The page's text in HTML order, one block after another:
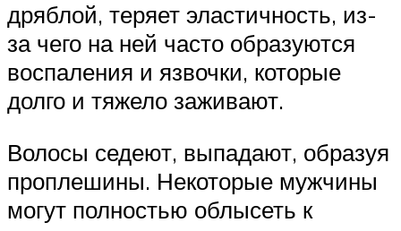
дряблой, теряет эластичность, из-
за чего на ней часто образуются
воспаления и язвочки, которые
долго и тяжело заживают.
Волосы седеют, выпадают, образуя
проплешины. Некоторые мужчины
могут полностью облысеть к